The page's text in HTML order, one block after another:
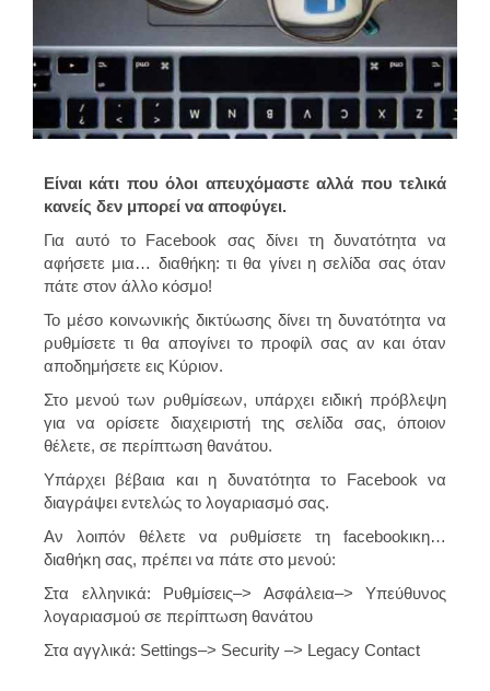
Είναι κάτι που όλοι απευχόμαστε αλλά που τελικά
κανείς δεν μπορεί να αποφύγει.
Για αυτό το Facebook σας δίνει τη δυνατότητα να
αφήσετε μια… διαθήκη: τι θα γίνει η σελίδα σας όταν
πάτε στον άλλο κόσμο!
Το μέσο κοινωνικής δικτύωσης δίνει τη δυνατότητα να
ρυθμίσετε τι θα απογίνει το προφίλ σας αν και όταν
αποδημήσετε εις Κύριον.
Στο μενού των ρυθμίσεων, υπάρχει ειδική πρόβλεψη
για να ορίσετε διαχειριστή της σελίδα σας, όποιον
θέλετε, σε περίπτωση θανάτου.
Υπάρχει βέβαια και η δυνατότητα το Facebook να
διαγράψει εντελώς το λογαριασμό σας.
Αν λοιπόν θέλετε να ρυθμίσετε τη facebookικη…
διαθήκη σας, πρέπει να πάτε στο μενού:
Στα ελληνικά: Ρυθμίσεις–> Ασφάλεια–> Υπεύθυνος
λογαριασμού σε περίπτωση θανάτου
Στα αγγλικά: Settings–> Security –> Legacy Contact